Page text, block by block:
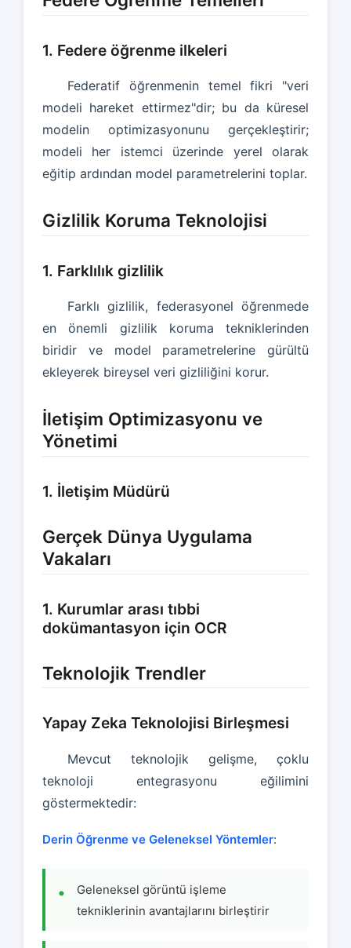
1. Federe öğrenme ilkeleri
Federatif öğrenmenin temel fikri "veri
modeli hareket ettirmez"dir; bu da küresel
modelin optimizasyonunu gerçekleştirir;
modeli her istemci üzerinde yerel olarak
eğitip ardından model parametrelerini toplar.
Gizlilik Koruma Teknolojisi
1. Farklılık gizlilik
Farklı gizlilik, federasyonel öğrenmede
en önemli gizlilik koruma tekniklerinden
biridir ve model parametrelerine gürültü
ekleyerek bireysel veri gizliliğini korur.
İletişim Optimizasyonu ve
Yönetimi
1. İletişim Müdürü
Gerçek Dünya Uygulama
Vakaları
1. Kurumlar arası tıbbi
dokümantasyon için OCR
Teknolojik Trendler
Yapay Zeka Teknolojisi Birleşmesi
Mevcut teknolojik gelişme, çoklu
teknoloji entegrasyonu eğilimini
göstermektedir:
Derin Öğrenme ve Geleneksel Yöntemler:
Geleneksel görüntü işleme
tekniklerinin avantajlarını birleştirir